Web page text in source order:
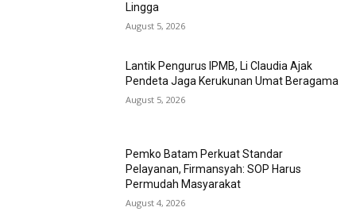
Lingga
August 5, 2026
Lantik Pengurus IPMB, Li Claudia Ajak
Pendeta Jaga Kerukunan Umat Beragama
August 5, 2026
Pemko Batam Perkuat Standar
Pelayanan, Firmansyah: SOP Harus
Permudah Masyarakat
August 4, 2026